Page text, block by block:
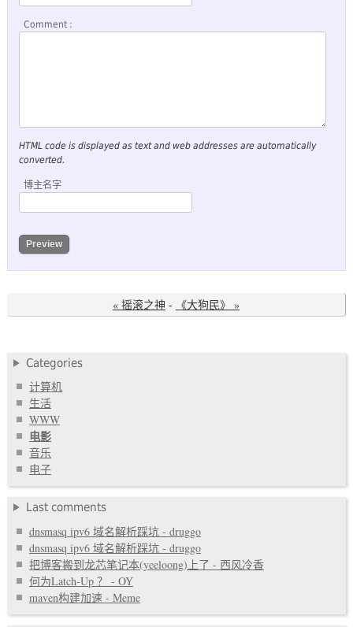
Comment :
HTML code is displayed as text and web addresses are automatically
converted.
博主名字
« 摇滚之神 - 《大狗民》 »
Categories
计算机
生活
WWW
电影
音乐
电子
Last comments
dnsmasq ipv6 域名解析踩坑 - druggo
dnsmasq ipv6 域名解析踩坑 - druggo
把博客搬到龙芯笔记本(yeeloong)上了 - 西风冷香
何为Latch-Up ？ - OY
maven构建加速 - Meme